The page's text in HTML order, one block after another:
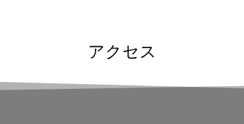
アクセス